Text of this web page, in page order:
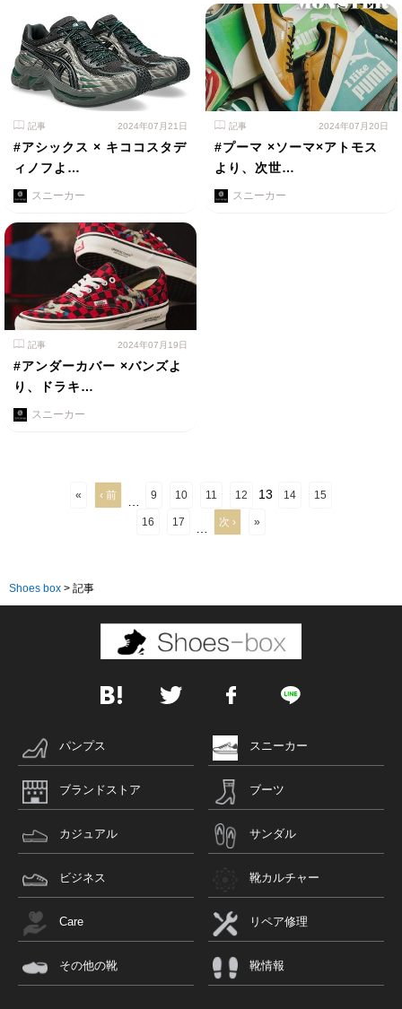
記事 2024年07月21日
#アシックス × キココスタデ
ィノフよ…
スニーカー
記事 2024年07月20日
#プーマ ×ソーマ×アトモス
より、次世…
スニーカー
記事 2024年07月19日
#アンダーカバー ×バンズよ
り、ドラキ…
スニーカー
« ‹ 前 9 10 11 12 13 14 15
16 17 次 › »
Shoes box > 記事
パンプス スニーカー
ブランドストア ブーツ
カジュアル サンダル
ビジネス 靴カルチャー
Care リペア修理
その他の靴 靴情報